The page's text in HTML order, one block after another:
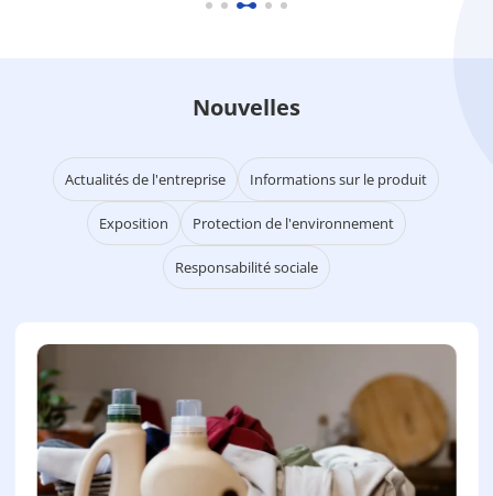
Nouvelles
Actualités de l'entreprise Informations sur le produit
Exposition Protection de l'environnement
Responsabilité sociale